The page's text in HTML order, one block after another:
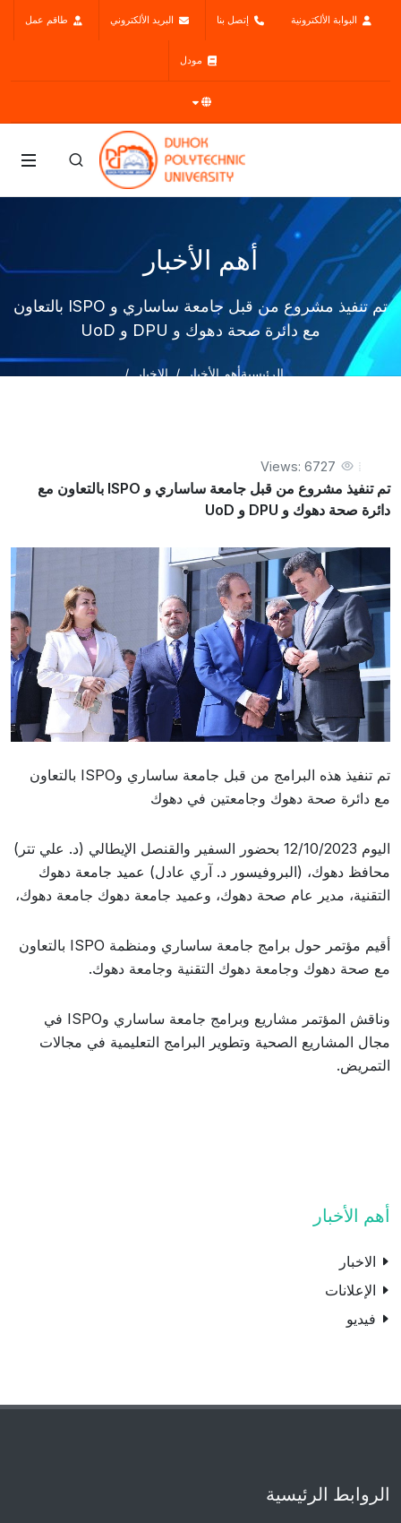
البوابة الألكترونية إتصل بنا البريد الألكتروني طاقم عمل
مودل
أهم الأخبار
تم تنفيذ مشروع من قبل جامعة ساساري و ISPO بالتعاون
مع دائرة صحة دهوك و DPU و UoD
الرئيسيةأهم الأخبار
الاخبار
Views: 6727
تم تنفيذ مشروع من قبل جامعة ساساري و ISPO بالتعاون مع
دائرة صحة دهوك و DPU و UoD
تم تنفيذ هذه البرامج من قبل جامعة ساساري وISPO بالتعاون
مع دائرة صحة دهوك وجامعتين في دهوك
اليوم 12/10/2023 بحضور السفير والقنصل الإيطالي (د. علي تتر)
محافظ دهوك، (البروفيسور د. آري عادل) عميد جامعة دهوك
التقنية، مدير عام صحة دهوك، وعميد جامعة دهوك جامعة دهوك،
أقيم مؤتمر حول برامج جامعة ساساري ومنظمة ISPO بالتعاون
مع صحة دهوك وجامعة دهوك التقنية وجامعة دهوك.
وناقش المؤتمر مشاريع وبرامج جامعة ساساري وISPO في
مجال المشاريع الصحية وتطوير البرامج التعليمية في مجالات
التمريض.
أهم الأخبار
الاخبار
الإعلانات
فيديو
الروابط الرئيسية